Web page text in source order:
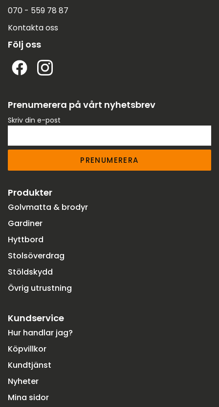
070 - 559 78 87
Kontakta oss
Följ oss
Prenumerera på vårt nyhetsbrev
Skriv din e-post
PRENUMERERA
Produkter
Golvmatta & brodyr
Gardiner
Hyttbord
Stolsöverdrag
Stöldskydd
Övrig utrustning
Kundservice
Hur handlar jag?
Köpvillkor
Kundtjänst
Nyheter
Mina sidor